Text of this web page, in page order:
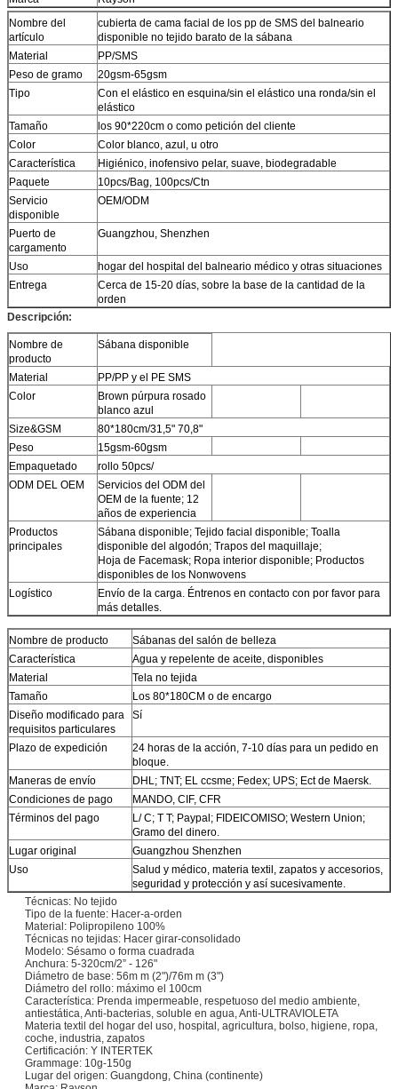
Nombre del
artículo
cubierta de cama facial de los pp de SMS del balneario
disponible no tejido barato de la sábana
Material
PP/SMS
Peso de gramo
20gsm-65gsm
Tipo
Con el elástico en esquina/sin el elástico una ronda/sin el
elástico
Tamaño
los 90*220cm o como petición del cliente
Color
Color blanco, azul, u otro
Característica
Higiénico, inofensivo pelar, suave, biodegradable
Paquete
10pcs/Bag, 100pcs/Ctn
Servicio
disponible
OEM/ODM
Puerto de
cargamento
Guangzhou, Shenzhen
Uso
hogar del hospital del balneario médico y otras situaciones
Entrega
Cerca de 15-20 días, sobre la base de la cantidad de la
orden
Descripción:
Nombre de
producto
Sábana disponible
Material
PP/PP y el PE SMS
Color
Brown púrpura rosado
blanco azul
Size&GSM
80*180cm/31,5" 70,8"
Peso
15gsm-60gsm
Empaquetado
rollo 50pcs/
ODM DEL OEM
Servicios del ODM del
OEM de la fuente; 12
años de experiencia
Productos
principales
Sábana disponible; Tejido facial disponible; Toalla
disponible del algodón; Trapos del maquillaje;
Hoja de Facemask; Ropa interior disponible; Productos
disponibles de los Nonwovens
Logístico
Envío de la carga. Éntrenos en contacto con por favor para
más detalles.
Nombre de producto
Sábanas del salón de belleza
Característica
Agua y repelente de aceite, disponibles
Material
Tela no tejida
Tamaño
Los 80*180CM o de encargo
Diseño modificado para
requisitos particulares
Sí
Plazo de expedición
24 horas de la acción, 7-10 días para un pedido en
bloque.
Maneras de envío
DHL; TNT; EL ccsme; Fedex; UPS; Ect de Maersk.
Condiciones de pago
MANDO, CIF, CFR
Términos del pago
L/ C; T T; Paypal; FIDEICOMISO; Western Union;
Gramo del dinero.
Lugar original
Guangzhou Shenzhen
Uso
Salud y médico, materia textil, zapatos y accesorios,
seguridad y protección y así sucesivamente.
Técnicas: No tejido
Tipo de la fuente: Hacer-a-orden
Material: Polipropileno 100%
Técnicas no tejidas: Hacer girar-consolidado
Modelo: Sésamo o forma cuadrada
Anchura: 5-320cm/2” - 126"
Diámetro de base: 56m m (2")/76m m (3")
Diámetro del rollo: máximo el 100cm
Característica: Prenda impermeable, respetuoso del medio ambiente,
antiestática, Anti-bacterias, soluble en agua, Anti-ULTRAVIOLETA
Materia textil del hogar del uso, hospital, agricultura, bolso, higiene, ropa,
coche, industria, zapatos
Certificación: Y INTERTEK
Grammage: 10g-150g
Lugar del origen: Guangdong, China (continente)